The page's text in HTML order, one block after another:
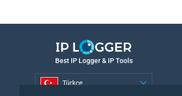
Best IP Logger & IP Tools
Türkçe